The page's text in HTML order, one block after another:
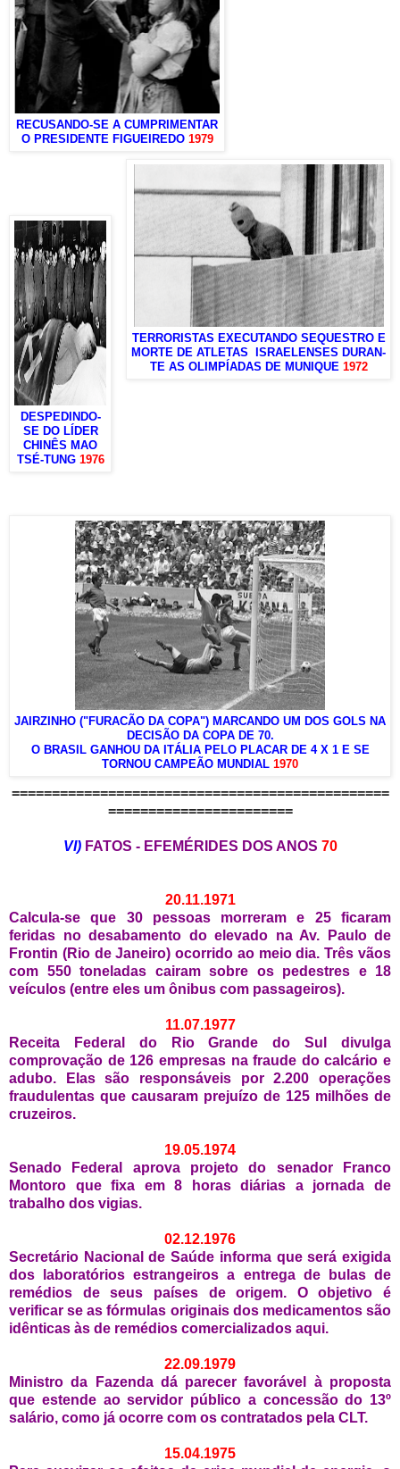
RECUSANDO-SE A CUMPRIMENTAR
O PRESIDENTE FIGUEIREDO 1979
TERRORISTAS EXECUTANDO SEQUESTRO E
MORTE DE ATLETAS ISRAELENSES DURAN-
TE AS OLIMPÍADAS DE MUNIQUE 1972
DESPEDINDO-
SE DO LÍDER
CHINÊS MAO
TSÉ-TUNG 1976
JAIRZINHO ("FURACÃO DA COPA") MARCANDO UM DOS GOLS NA
DECISÃO DA COPA DE 70.
O BRASIL GANHOU DA ITÁLIA PELO PLACAR DE 4 X 1 E SE
TORNOU CAMPEÃO MUNDIAL 1970
===============================================
=======================
VI) FATOS - EFEMÉRIDES DOS ANOS 70
20.11.1971
Calcula-se que 30 pessoas morreram e 25 ficaram
feridas no desabamento do elevado na Av. Paulo de
Frontin (Rio de Janeiro) ocorrido ao meio dia. Três vãos
com 550 toneladas cairam sobre os pedestres e 18
veículos (entre eles um ônibus com passageiros).
11.07.1977
Receita Federal do Rio Grande do Sul divulga
comprovação de 126 empresas na fraude do calcário e
adubo. Elas são responsáveis por 2.200 operações
fraudulentas que causaram prejuízo de 125 milhões de
cruzeiros.
19.05.1974
Senado Federal aprova projeto do senador Franco
Montoro que fixa em 8 horas diárias a jornada de
trabalho dos vigias.
02.12.1976
Secretário Nacional de Saúde informa que será exigida
dos laboratórios estrangeiros a entrega de bulas de
remédios de seus países de origem. O objetivo é
verificar se as fórmulas originais dos medicamentos são
idênticas às de remédios comercializados aqui.
22.09.1979
Ministro da Fazenda dá parecer favorável à proposta
que estende ao servidor público a concessão do 13º
salário, como já ocorre com os contratados pela CLT.
15.04.1975